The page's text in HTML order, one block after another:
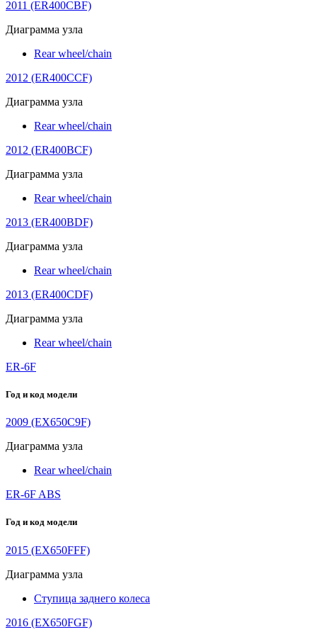
2011 (ER400CBF)
Диаграмма узла
Rear wheel/chain
2012 (ER400CCF)
Диаграмма узла
Rear wheel/chain
2012 (ER400BCF)
Диаграмма узла
Rear wheel/chain
2013 (ER400BDF)
Диаграмма узла
Rear wheel/chain
2013 (ER400CDF)
Диаграмма узла
Rear wheel/chain
ER-6F
Год и код модели
2009 (EX650C9F)
Диаграмма узла
Rear wheel/chain
ER-6F ABS
Год и код модели
2015 (EX650FFF)
Диаграмма узла
Ступица заднего колеса
2016 (EX650FGF)